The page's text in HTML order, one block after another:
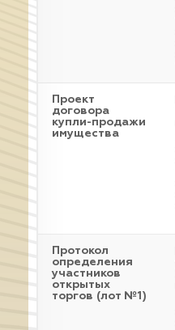
Проект
договора
купли-продажи
имущества
Протокол
определения
участников
открытых
торгов (лот №1)